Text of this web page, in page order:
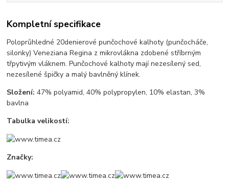
Kompletní specifikace
Poloprůhledné 20denierové punčochové kalhoty (punčocháče,
silonky) Veneziana Regina z mikrovlákna zdobené stříbrným
třpytivým vláknem. Punčochové kalhoty mají nezesílený sed,
nezesílené špičky a malý bavlněný klínek.
Složení: 47% polyamid, 40% polypropylen, 10% elastan, 3%
bavlna
Tabulka velikostí:
Značky: